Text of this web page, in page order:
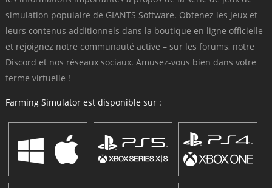
simulation populaire de GIANTS Software. Obtenez les jeux et
leurs contenus additionnels dans la boutique en ligne officielle
et rejoignez notre communauté active – sur les forums, notre
Discord et nos réseaux sociaux. Amusez-vous bien dans votre
ferme virtuelle !
Farming Simulator est disponible sur :